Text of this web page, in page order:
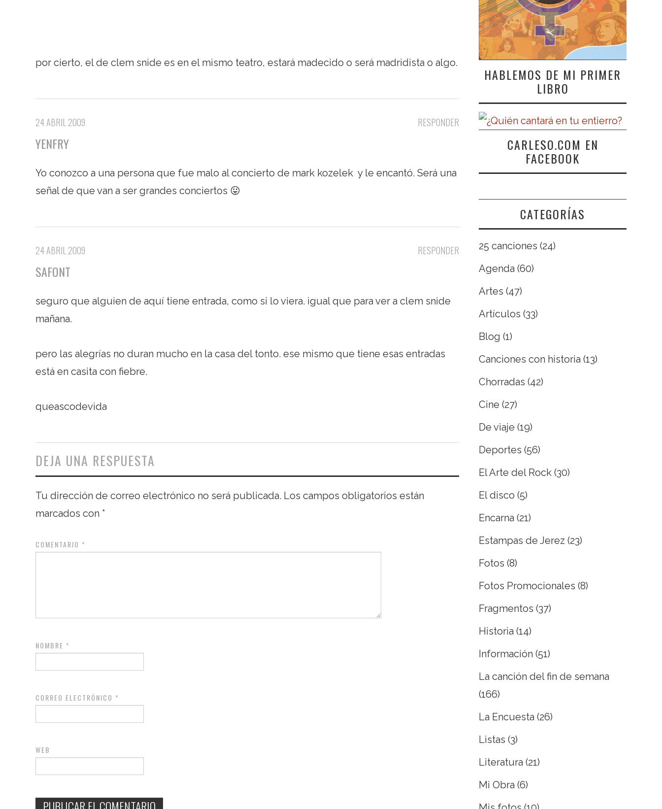
por cierto, el de clem snide es en el mismo teatro, estará madecido o será madridista o algo.
RESPONDER
24 ABRIL 2009
YENFRY
Yo conozco a una persona que fue malo al concierto de mark kozelek y le encantó. Será una
señal de que van a ser grandes conciertos 😛
RESPONDER
24 ABRIL 2009
SAFONT
seguro que alguien de aquí tiene entrada, como si lo viera. igual que para ver a clem snide
mañana.
pero las alegrías no duran mucho en la casa del tonto. ese mismo que tiene esas entradas
está en casita con fiebre.
queascodevida
DEJA UNA RESPUESTA
Tu dirección de correo electrónico no será publicada. Los campos obligatorios están
marcados con *
COMENTARIO *
NOMBRE *
CORREO ELECTRÓNICO *
WEB
HABLEMOS DE MI PRIMER
LIBRO
CARLESO.COM EN
FACEBOOK
CATEGORÍAS
25 canciones (24)
Agenda (60)
Artes (47)
Artículos (33)
Blog (1)
Canciones con historia (13)
Chorradas (42)
Cine (27)
De viaje (19)
Deportes (56)
El Arte del Rock (30)
El disco (5)
Encarna (21)
Estampas de Jerez (23)
Fotos (8)
Fotos Promocionales (8)
Fragmentos (37)
Historia (14)
Información (51)
La canción del fin de semana
(166)
La Encuesta (26)
Listas (3)
Literatura (21)
Mi Obra (6)